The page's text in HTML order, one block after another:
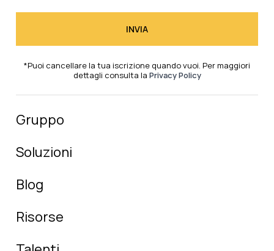
*Puoi cancellare la tua iscrizione quando vuoi. Per maggiori
dettagli consulta la Privacy Policy
Gruppo
Soluzioni
Blog
Risorse